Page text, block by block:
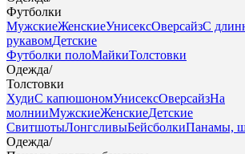
Футболки
МужскиеЖенскиеУнисексОверсайзС
рукавомДетские
Футболки полоМайкиТолстовки
Одежда/
Толстовки
ХудиС капюшономУнисексОверсайзНа
молнииМужскиеЖенскиеДетские
СвитшотыЛонгсливыБейсболкиПанамы,
Одежда/